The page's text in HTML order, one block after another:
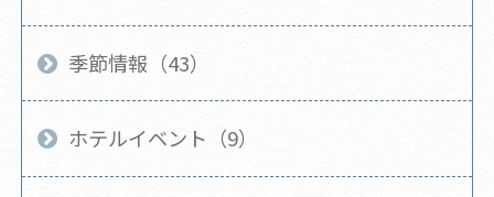
季節情報（43）
ホテルイベント（9）